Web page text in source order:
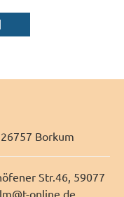
Borkum
Str.46, 59077
t-online.de